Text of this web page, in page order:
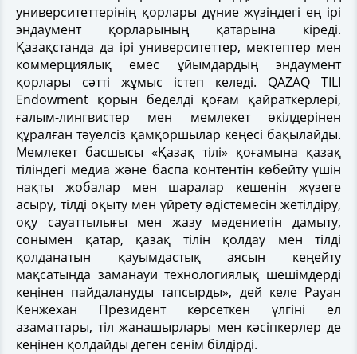
университеттерінің қорлары дүние жүзіндегі ең ірі
эндаумент қорларының қатарына кіреді.
Қазақстанда да ірі университеттер, мектептер мен
коммерциялық емес ұйымдардың эндаумент
қорлары сәтті жұмыс істеп келеді. QAZAQ TILI
Endowment қорын беделді қоғам қайраткерлері,
ғалым-лингвистер мен мемлекет өкілдерінен
құралған тәуелсіз қамқоршылар кеңесі бақылайды.
Мемлекет басшысы «Қазақ тілі» қоғамына қазақ
тіліндегі медиа және баспа контентін көбейту үшін
нақты жобалар мен шаралар кешенін жүзеге
асыру, тілді оқыту мен үйрету әдістемесін жетілдіру,
оқу сауаттылығы мен жазу мәдениетін дамыту,
сонымен қатар, қазақ тілін қолдау мен тілді
қолданатын қауымдастық аясын кеңейту
мақсатында заманауи технологиялық шешімдерді
кеңінен пайдалануды тапсырды», дей келе Рауан
Кенжехан Президент көрсеткен үлгіні ел
азаматтары, тіл жанашырлары мен кәсіпкерлер де
кеңінен қолдайды деген сенім білдірді.